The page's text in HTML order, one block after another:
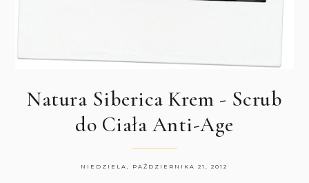
Natura Siberica Krem - Scrub
do Ciała Anti-Age
NIEDZIELA, PAŹDZIERNIKA 21, 2012